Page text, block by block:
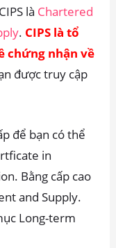
là Chartered
. CIPS là tổ
chứng nhận về
được truy cập
để bạn có thể
in
Bằng cấp cao
and Supply.
Long-term